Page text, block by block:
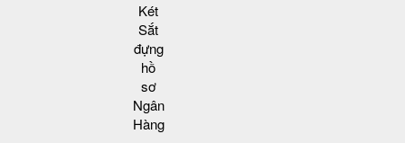
Két
Sắt
đựng
hồ
sơ
Ngân
Hàng